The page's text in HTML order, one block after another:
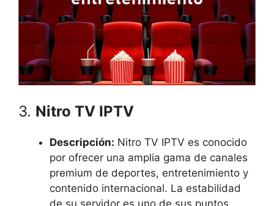
3. Nitro TV IPTV
Descripción: Nitro TV IPTV es conocido
por ofrecer una amplia gama de canales
premium de deportes, entretenimiento y
contenido internacional. La estabilidad